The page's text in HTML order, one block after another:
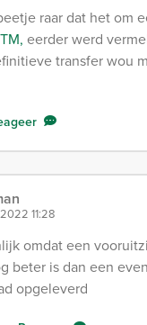
raar dat het om
eerder werd
transfer wou
11:28
omdat een
beter is dan een
opgeleverd